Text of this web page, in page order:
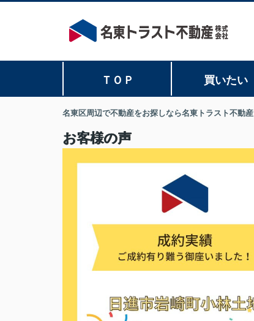
ＴＯＰ 買いたい
名東区周辺で不動産をお探しなら名東トラスト不動産
お客様の声